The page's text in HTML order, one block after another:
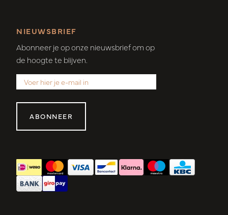
NIEUWSBRIEF
Abonneer je op onze nieuwsbrief om op
de hoogte te blijven.
ABONNEER